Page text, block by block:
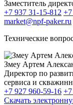
Заместитель
+7 937 31-15-812
market@npf-paker.ru
Технические
Змеу Артем
Директор по
сервиса и
+7 927 960-59-16
Скачать